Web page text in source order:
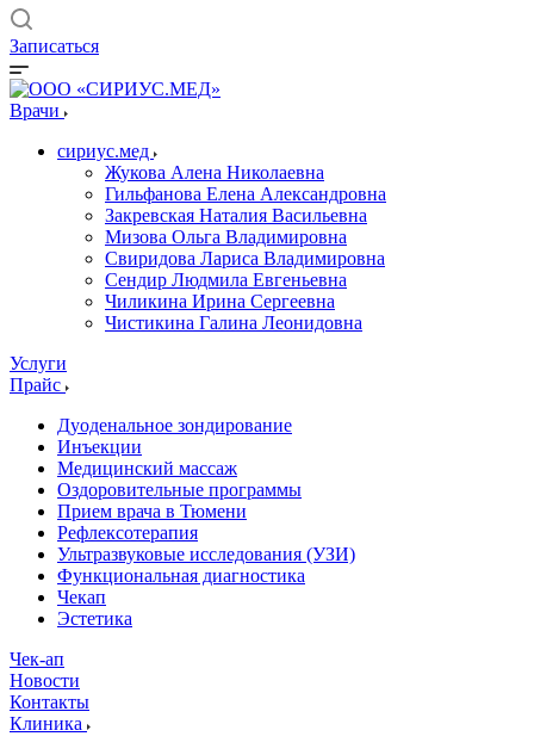
Записаться
Врачи
сириус.мед
Жукова Алена Николаевна
Гильфанова Елена Александровна
Закревская Наталия Васильевна
Мизова Ольга Владимировна
Свиридова Лариса Владимировна
Сендир Людмила Евгеньевна
Чиликина Ирина Сергеевна
Чистикина Галина Леонидовна
Услуги
Прайс
Дуоденальное зондирование
Инъекции
Медицинский массаж
Оздоровительные программы
Прием врача в Тюмени
Рефлексотерапия
Ультразвуковые исследования (УЗИ)
Функциональная диагностика
Чекап
Эстетика
Чек-ап
Новости
Контакты
Клиника